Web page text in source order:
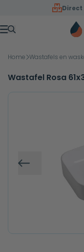
Overslaan naar Direct
Menu
Home Wastafels en
Wastafel Rosa
Vorige